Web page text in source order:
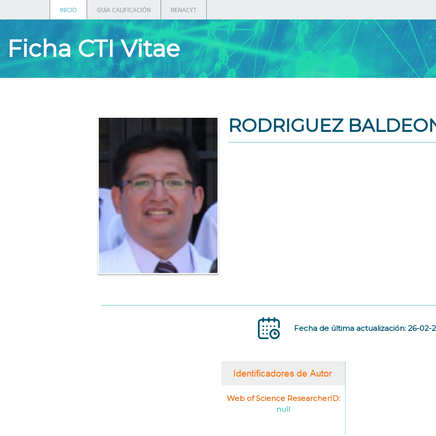
INICIO GUÍA CALIFICACIÓN RENACYT
Ficha CTI Vitae
RODRIGUEZ
Fecha de última actualización: 26-02-
Web of Science ResearcherID:
null